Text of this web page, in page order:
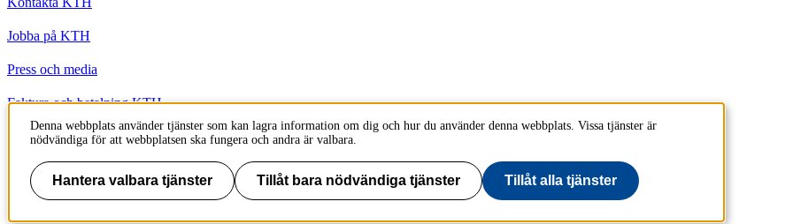
Jobba på KTH
Press och media
Faktura och betalning KTH
Om KTH:s webbplatser
Tillgänglighetsredogörelse
Denna webbplats använder tjänster som kan lagra information om dig och hur du använder denna webbplats. Vissa tjänster är
nödvändiga för att webbplatsen ska fungera och andra är valbara.
Hantera valbara tjänster Tillåt bara nödvändiga tjänster Tillåt alla tjänster